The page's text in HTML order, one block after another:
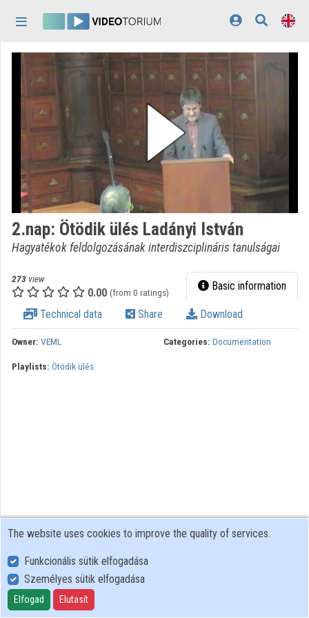
Log In
Discovery
Categories
Playlists
Organizations
Contributors
2.nap: Ötödik ülés Ladányi István
Hagyatékok feldolgozásának interdiszciplináris tanulságai
273 view
0.00 (from 0 ratings) Basic information
Technical data Share Download
Owner: VEML Categories: Documentation
Playlists: Ötödik ülés
User Policy
Adatkezelési tájékoztató (en)
Cookie Policy
The website uses cookies to improve the quality of services.
Funkcionális sütik elfogadása
Személyes sütik elfogadása
Elfogad Elutasít